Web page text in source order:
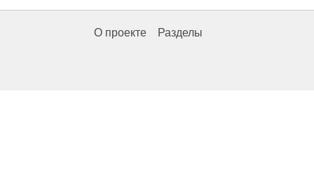
О проекте Разделы